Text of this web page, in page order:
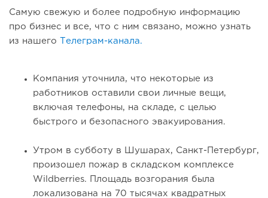
Самую свежую и более подробную информацию
про бизнес и все, что с ним связано, можно узнать
из нашего
Телеграм-канала.
Компания уточнила, что некоторые из
работников оставили свои личные вещи,
включая телефоны, на складе, с целью
быстрого и безопасного эвакуирования.
Утром в субботу в Шушарах, Санкт-Петербург,
произошел пожар в складском комплексе
Wildberries. Площадь возгорания была
локализована на 70 тысячах квадратных